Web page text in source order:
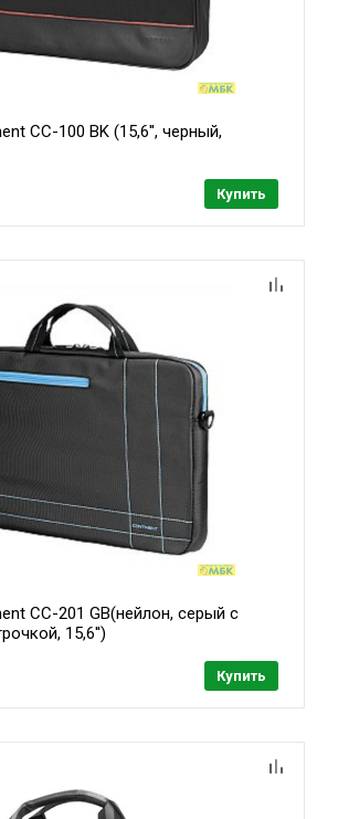
CC-100 BK (15,6'', черный,
Купить
CC-201 GB(нейлон, серый с
15,6'')
Купить